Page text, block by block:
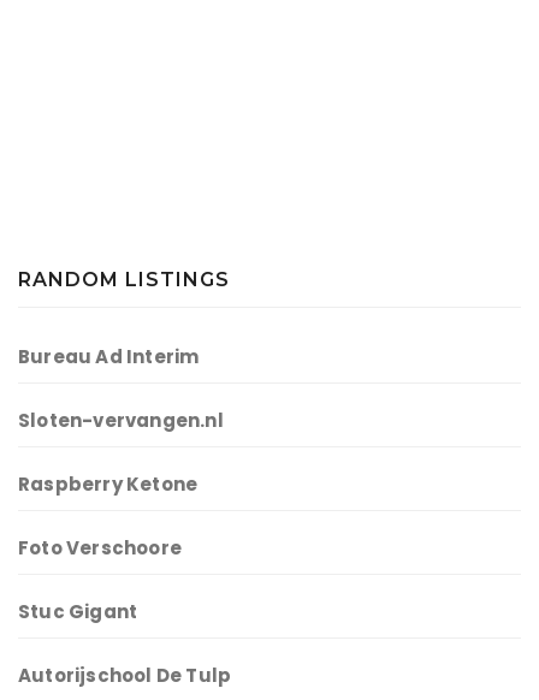
RANDOM LISTINGS
Bureau Ad Interim
Sloten-vervangen.nl
Raspberry Ketone
Foto Verschoore
Stuc Gigant
Autorijschool De Tulp